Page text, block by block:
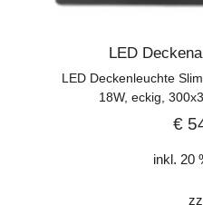
LED
LED Deckenleuchte
18W, eckig,
€
inkl. 20